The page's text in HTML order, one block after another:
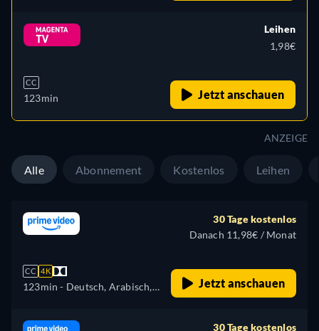
Spanisch, Französisch,
Ungarisch, Italienisch,
Portugiesisch, Türkisch
CC
123min
Leihen
1,98€
Jetzt anschauen
ANZEIGE
Alle Abonnement Kostenlos Leihen
CC 4K
123min - Deutsch, Arabisch,
Spanisch, Französisch,
30 Tage kostenlos
Danach 11,98€ / Monat
Jetzt anschauen
30 Tage kostenlos